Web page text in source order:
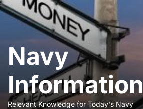
Skip
to
Navy
Information
Relevant Knowledge for Today's Navy